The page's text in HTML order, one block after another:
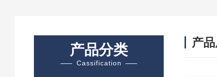
产品分类
Cassification
产